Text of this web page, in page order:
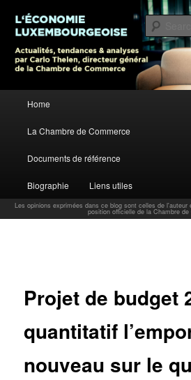
Carlo Thelen Blog
L’économie luxembourgeoise : Actualités,
Thelen, Directeur Général, Chambre de
Skip to primary content
Home
La Chambre de Commerce
Documents de référence
Biographie Liens utiles
Les opinions exprimées dans ce blog sont celles de
position officielle de la Chambre
Projet de budget
quantitatif
nouveau sur le